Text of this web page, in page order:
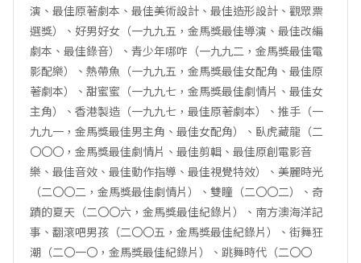
演、最佳原著劇本、最佳美術設計、最佳造形設計、觀眾票
選獎）、好男好女（一九九五，金馬獎最佳導演、最佳改編
劇本、最佳錄音）、青少年哪咋（一九九二，金馬獎最佳電
影配樂）、熱帶魚（一九九五，金馬獎最佳女配角、最佳原
著劇本）、甜蜜蜜（一九九七，金馬獎最佳劇情片、最佳女
主角）、香港製造（一九九七，最佳原著劇本）、推手（一
九九一，金馬獎最佳男主角、最佳女配角）、臥虎藏龍（二
〇〇〇，金馬獎最佳劇情片、最佳剪輯、最佳原創電影音
樂、最佳音效、最佳動作指導、最佳視覺特效）、美麗時光
（二〇〇二，金馬獎最佳劇情片）、雙瞳（二〇〇二）、奇
蹟的夏天（二〇〇六，金馬獎最佳紀錄片）、南方澳海洋記
事、翻滾吧男孩（二〇〇五，金馬獎最佳紀錄片）、街舞狂
潮（二〇一〇，金馬獎最佳紀錄片）、跳舞時代（二〇〇